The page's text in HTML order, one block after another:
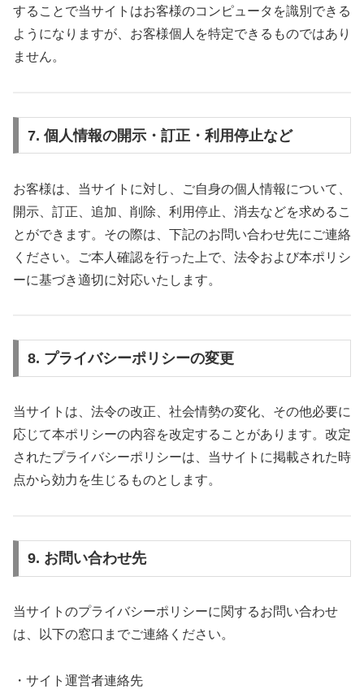
することで当サイトはお客様のコンピュータを識別できる
ようになりますが、お客様個人を特定できるものではあり
ません。
7. 個人情報の開示・訂正・利用停止など
お客様は、当サイトに対し、ご自身の個人情報について、
開示、訂正、追加、削除、利用停止、消去などを求めるこ
とができます。その際は、下記のお問い合わせ先にご連絡
ください。ご本人確認を行った上で、法令および本ポリシ
ーに基づき適切に対応いたします。
8. プライバシーポリシーの変更
当サイトは、法令の改正、社会情勢の変化、その他必要に
応じて本ポリシーの内容を改定することがあります。改定
されたプライバシーポリシーは、当サイトに掲載された時
点から効力を生じるものとします。
9. お問い合わせ先
当サイトのプライバシーポリシーに関するお問い合わせ
は、以下の窓口までご連絡ください。
・サイト運営者連絡先